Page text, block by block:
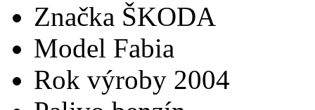
Značka ŠKODA
Model Fabia
Rok výroby 2004